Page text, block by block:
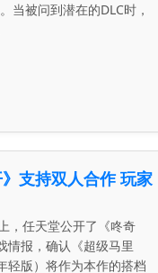
被问到潜在的DLC时，
》支持双人合作 玩家
，任天堂公开了《咚奇
情报，确认《超级马里
轻版）将作为本作的搭档